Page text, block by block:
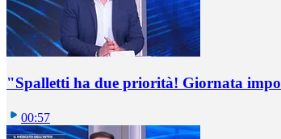
"Spalletti ha due priorità! Giornata
00:57